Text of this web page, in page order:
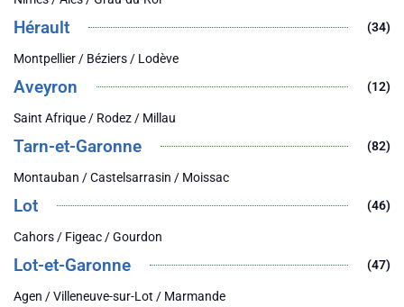
Hérault (34)
Montpellier / Béziers / Lodève
Aveyron (12)
Saint Afrique / Rodez / Millau
Tarn-et-Garonne (82)
Montauban / Castelsarrasin / Moissac
Lot (46)
Cahors / Figeac / Gourdon
Lot-et-Garonne (47)
Agen / Villeneuve-sur-Lot / Marmande